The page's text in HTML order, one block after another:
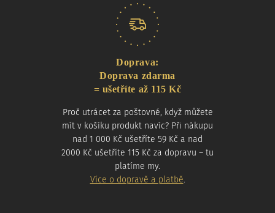
Doprava:
Doprava zdarma
= ušetříte až 115 Kč
Proč utrácet za poštovné, když můžete
mít v košíku produkt navíc? Při nákupu
nad 1 000 Kč ušetříte 59 Kč a nad
2000 Kč ušetříte 115 Kč za dopravu – tu
platíme my.
Více o dopravě a platbě.